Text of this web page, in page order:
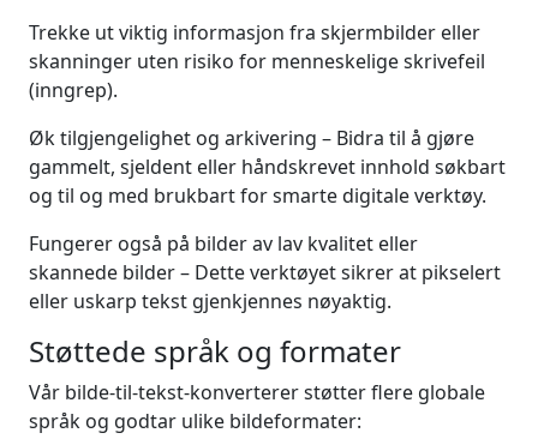
Trekke ut viktig informasjon fra skjermbilder eller
skanninger uten risiko for menneskelige skrivefeil
(inngrep).
Øk tilgjengelighet og arkivering – Bidra til å gjøre
gammelt, sjeldent eller håndskrevet innhold søkbart
og til og med brukbart for smarte digitale verktøy.
Fungerer også på bilder av lav kvalitet eller
skannede bilder – Dette verktøyet sikrer at pikselert
eller uskarp tekst gjenkjennes nøyaktig.
Støttede språk og formater
Vår bilde-til-tekst-konverterer støtter flere globale
språk og godtar ulike bildeformater: